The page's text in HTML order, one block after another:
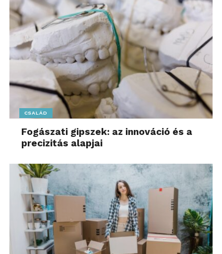
magába foglaló lakóépület, amely önálló tető- és
épületszerkezettel és a terepszintről közvetlen
bejárattal rendelkezik, vagyb)ikerház, sorház vagy
láncház, amelyben a családi otthonteremtési
kedvezménnyel érintett lakás önálló tető- és
épületszerkezettel és a terepszintről közvetlen
bejárattal rendelkezik.
Ez azt jelenti, hogy akár egy társasházzá nyilvánított,
saját tulajdoni lappal rendelkező lakás is lehet
egylakásos lakóépület, amennyiben például a
terepszintről saját bejárattal rendelkezik, valamint
Kérdés ugyanakkor, hogy a bankok végül a tulajdoni
lap, vagy a CSOK Plusz rendelet alapján határozzák
majd meg, hogy egy ingatlan lakás vagy lakóház?
Nagy ezzel kapcsolatban a bizonytalanság,
pedigaCSOK Plusz
kapcsán is felmerült már a
probléma. Csak itt nem a maximális vételár miatt
CSALÁD
Fogászati gipszek: az innováció és a
precizitás alapjai